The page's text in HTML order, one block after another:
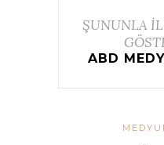
ŞUNUNLA
ABD